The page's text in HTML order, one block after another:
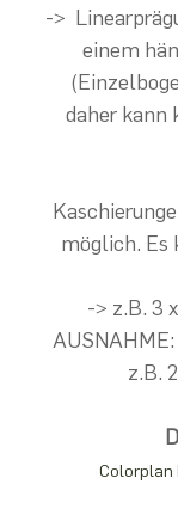
->
einem
daher kann
möglich. Es
-> z.B. 3
z.B.
Colorplan